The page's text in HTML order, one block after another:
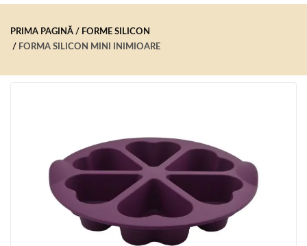
PRIMA PAGINĂ
FORME SILICON
FORMA SILICON MINI INIMIOARE